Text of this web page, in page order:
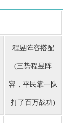
程昱阵容搭配
(三势程昱阵
容，平民靠一队
打了百万战功)